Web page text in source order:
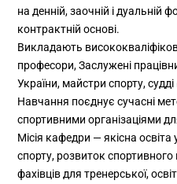
на денній, заочній і дуальній
контрактній основі.
Викладають
професори, Заслужені
України, майстри спорту, судді
Навчання поєднує сучасні
спортивними організаціями
Місія кафедри — якісна освіта
спорту, розвиток спортивного
фахівців для тренерської,